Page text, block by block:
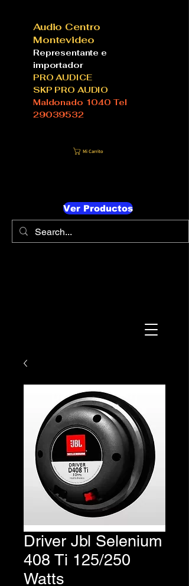
Audio Centro
Montevideo
Representante e
importador
PRO AUDICE
SKP PRO AUDIO
Maldonado 1040 Tel
29039532
Mi Carrito
Ver Productos
Driver Jbl Selenium
408 Ti 125/250
Watts